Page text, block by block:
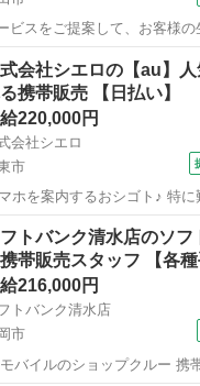
ビスをご提案して、お客様の
業務】 主に携帯電話の新
ンサルティング対応を行い
物の交換、...
その他
会社シエロの【au】
携帯販売 【日払い】
220,000円
会社シエロ
市
ホを案内するおシゴト♪ 特に
約、機種変更、 各種料金プ
♪ あなた専属のコー
丁...
その他
トバンク清水店のソ
帯販売スタッフ 【各
216,000円
トバンク清水店
市
バイルのショップクルー 携